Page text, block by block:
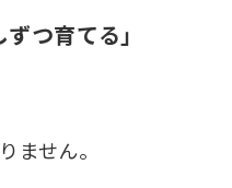
つ育てる」
ません。